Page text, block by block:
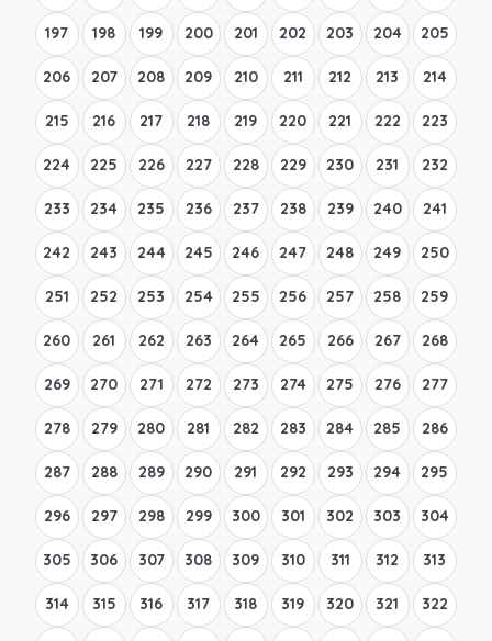
197 198 199 200 201 202 203 204 205
206 207 208 209 210 211 212 213 214
215 216 217 218 219 220 221 222 223
224 225 226 227 228 229 230 231 232
233 234 235 236 237 238 239 240 241
242 243 244 245 246 247 248 249 250
251 252 253 254 255 256 257 258 259
260 261 262 263 264 265 266 267 268
269 270 271 272 273 274 275 276 277
278 279 280 281 282 283 284 285 286
287 288 289 290 291 292 293 294 295
296 297 298 299 300 301 302 303 304
305 306 307 308 309 310 311 312 313
314 315 316 317 318 319 320 321 322